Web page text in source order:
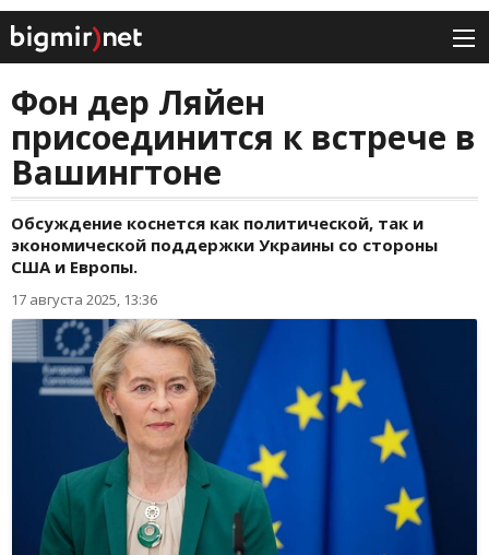
Фон дер Ляйен
присоединится к встрече в
Вашингтоне
Обсуждение коснется как политической, так и
экономической поддержки Украины со стороны
США и Европы.
17 августа 2025, 13:36